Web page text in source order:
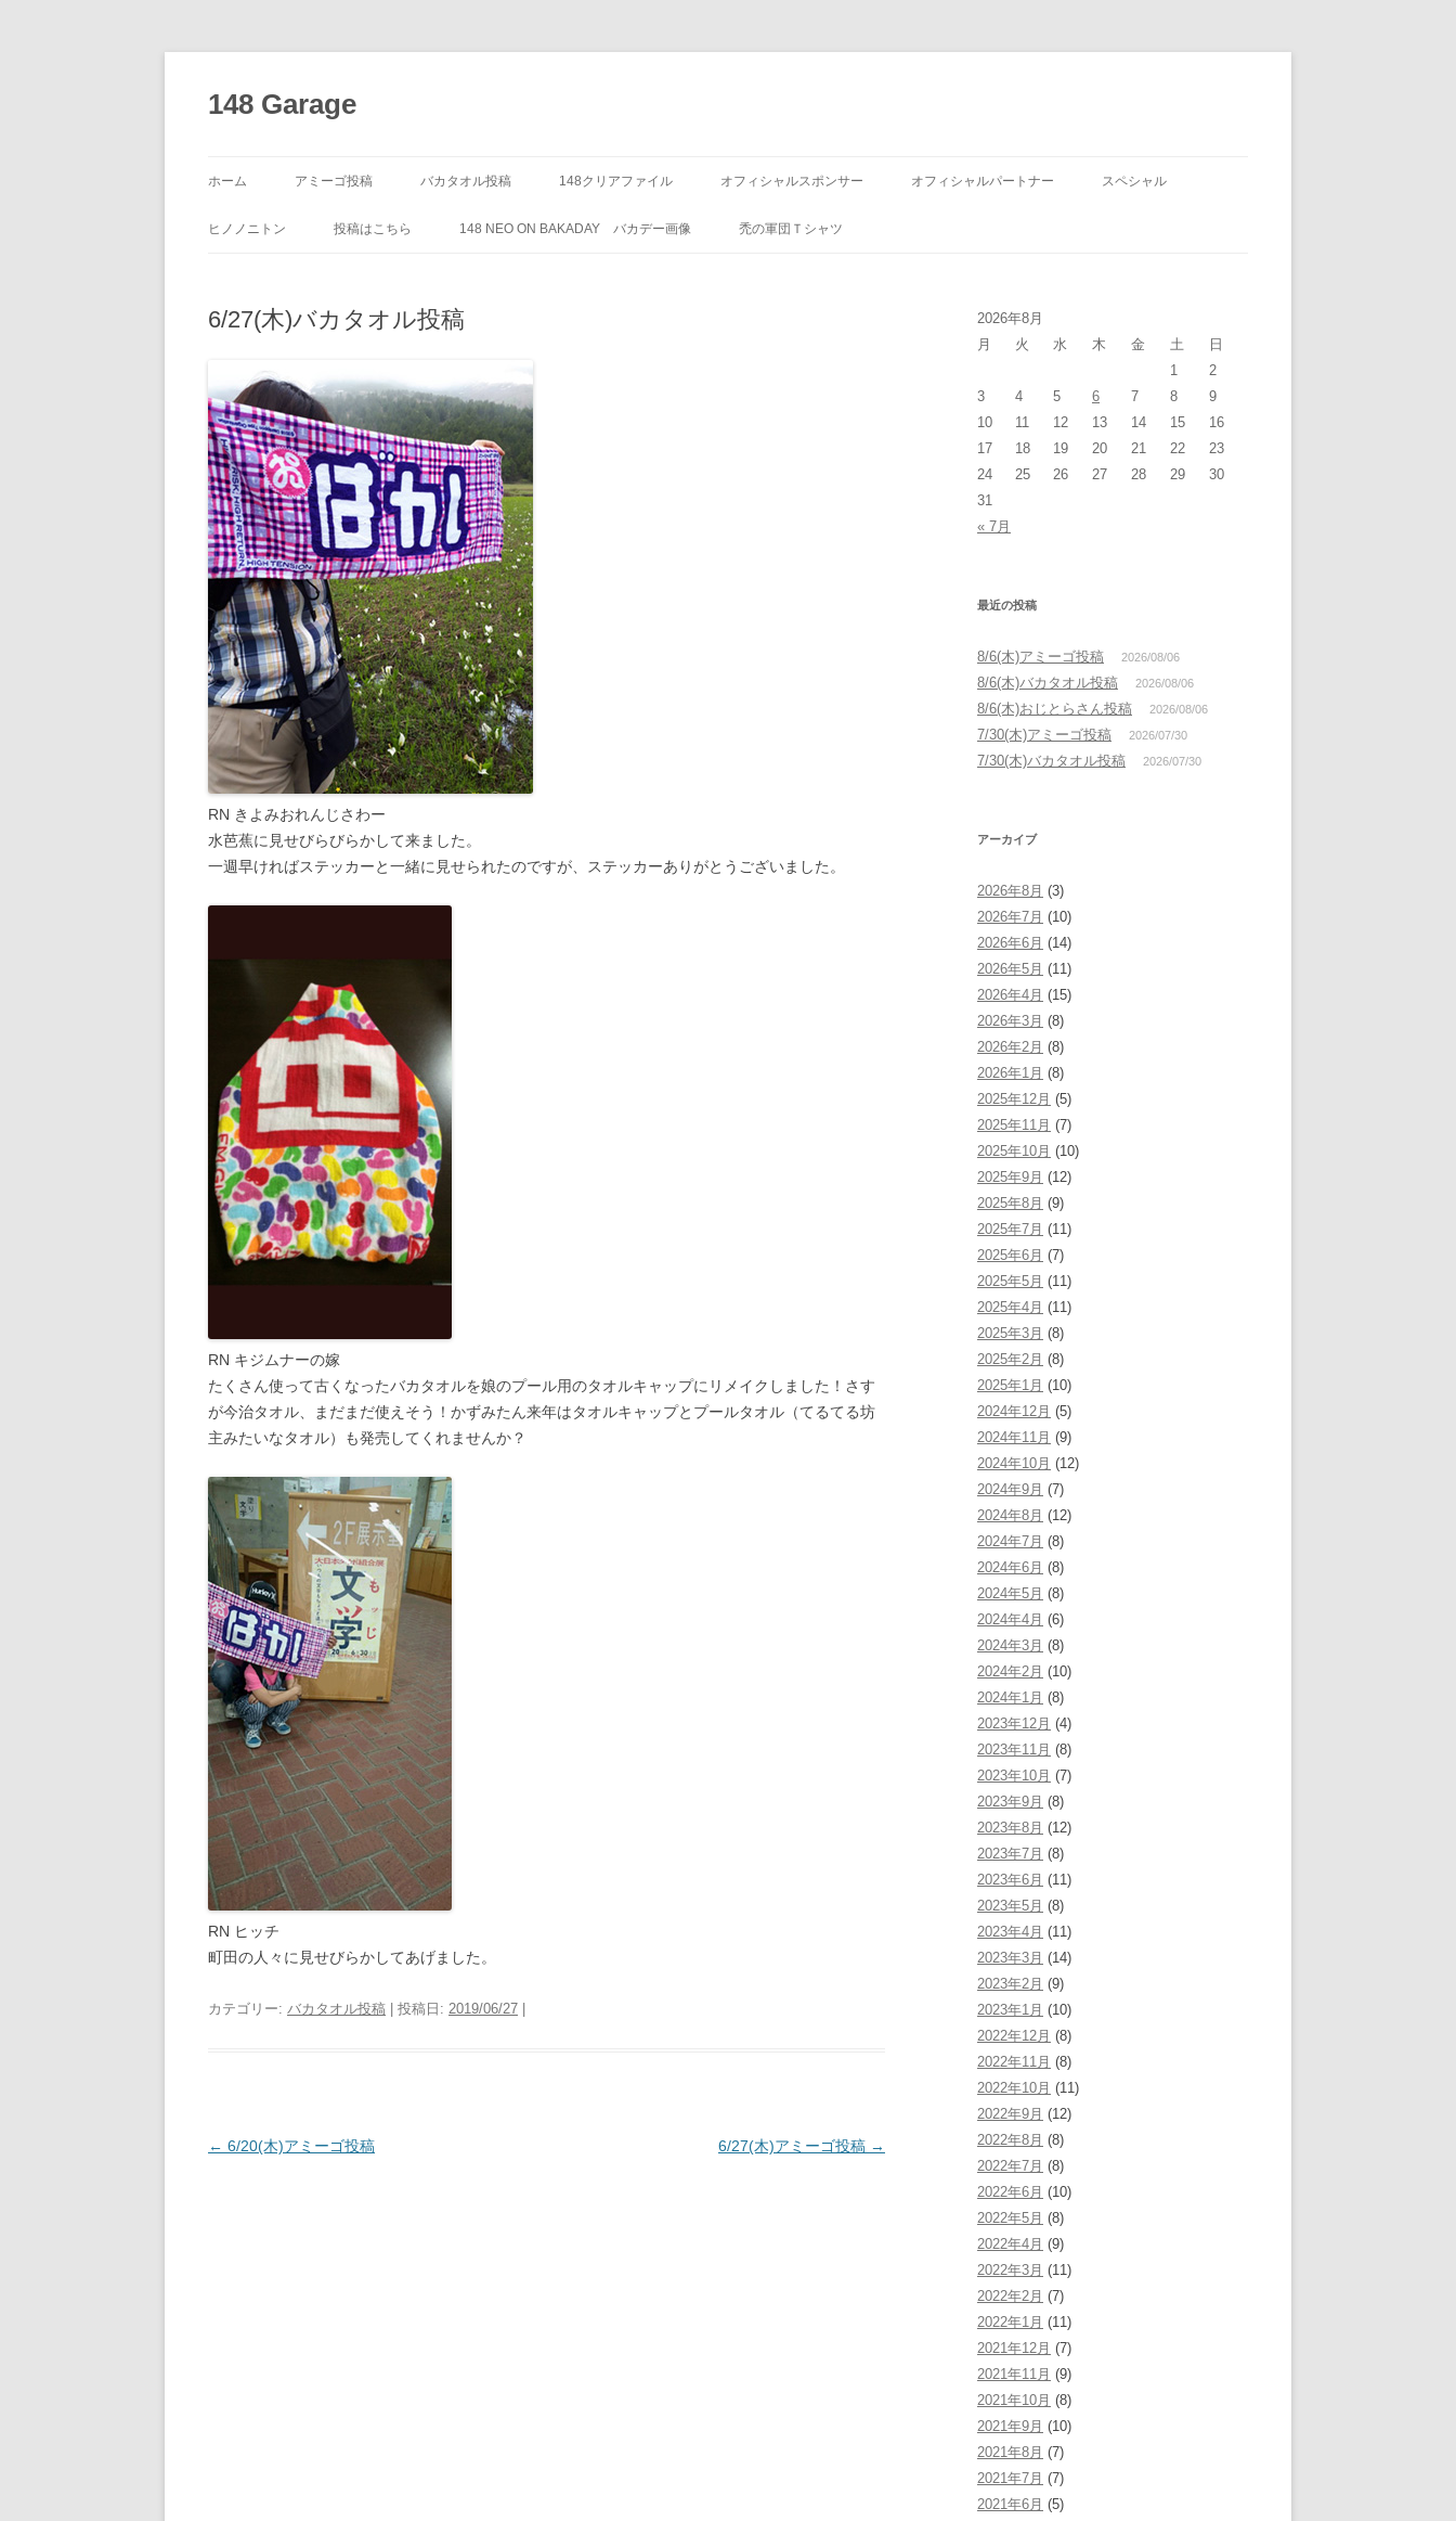
ン
ツ
ッ
148 Garage
ホーム アミーゴ投稿 バカタオル投稿 148クリアファイル オフィシャルスポンサー オフィシャルパートナー スペシャル
ヒノノニトン 投稿はこちら 148 NEO ON BAKADAY バカデー画像 禿の軍団Ｔシャツ
6/27(木)バカタオル投稿
RN きよみおれんじさわー
水芭蕉に見せびらびらかして来ました。
一週早ければステッカーと一緒に見せられたのですが、ステッカーありがとうございました。
RN キジムナーの嫁
たくさん使って古くなったバカタオルを娘のプール用のタオルキャップにリメイクしました！さす
が今治タオル、まだまだ使えそう！かずみたん来年はタオルキャップとプールタオル（てるてる坊
主みたいなタオル）も発売してくれませんか？
RN ヒッチ
町田の人々に見せびらかしてあげました。
カテゴリー: バカタオル投稿 | 投稿日: 2019/06/27
投
← 6/20(木)アミーゴ投稿 6/27(木)アミーゴ投稿 →
2026年8月
月
火 水 木 金 土
日
1
2
3
4 5 6 7 8
9
10
11 12 13 14 15
16
17
18 19 20 21 22
23
24
25 26 27 28 29
30
31
« 7月
最近の投稿
8/6(木)アミーゴ投稿 2026/08/06
8/6(木)バカタオル投稿 2026/08/06
8/6(木)おじとらさん投稿 2026/08/06
7/30(木)アミーゴ投稿 2026/07/30
7/30(木)バカタオル投稿 2026/07/30
アーカイブ
2026年8月 (3)
2026年7月 (10)
2026年6月 (14)
2026年5月 (11)
2026年4月 (15)
2026年3月 (8)
2026年2月 (8)
2026年1月 (8)
2025年12月 (5)
2025年11月 (7)
2025年10月 (10)
2025年9月 (12)
2025年8月 (9)
2025年7月 (11)
2025年6月 (7)
2025年5月 (11)
2025年4月 (11)
2025年3月 (8)
2025年2月 (8)
2025年1月 (10)
2024年12月 (5)
2024年11月 (9)
2024年10月 (12)
2024年9月 (7)
2024年8月 (12)
2024年7月 (8)
2024年6月 (8)
2024年5月 (8)
2024年4月 (6)
2024年3月 (8)
2024年2月 (10)
2024年1月 (8)
2023年12月 (4)
2023年11月 (8)
2023年10月 (7)
2023年9月 (8)
2023年8月 (12)
2023年7月 (8)
2023年6月 (11)
2023年5月 (8)
2023年4月 (11)
2023年3月 (14)
2023年2月 (9)
2023年1月 (10)
2022年12月 (8)
2022年11月 (8)
2022年10月 (11)
2022年9月 (12)
2022年8月 (8)
2022年7月 (8)
2022年6月 (10)
2022年5月 (8)
2022年4月 (9)
2022年3月 (11)
2022年2月 (7)
2022年1月 (11)
2021年12月 (7)
2021年11月 (9)
2021年10月 (8)
2021年9月 (10)
2021年8月 (7)
2021年7月 (7)
2021年6月 (5)